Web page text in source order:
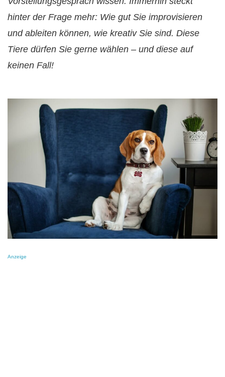
hinter der Frage mehr: Wie gut Sie improvisieren
und ableiten können, wie kreativ Sie sind. Diese
Tiere dürfen Sie gerne wählen – und diese auf
keinen Fall!
Anzeige